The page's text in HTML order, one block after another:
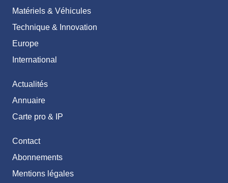
Matériels & Véhicules
Technique & Innovation
Europe
International
Actualités
Annuaire
Carte pro & IP
Contact
Abonnements
Mentions légales